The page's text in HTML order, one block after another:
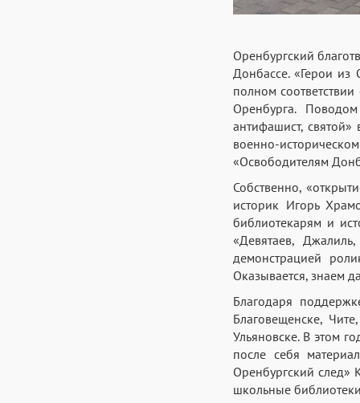
Оренбургский
Донбассе. «Герои
полном
Оренбурга.
антифашист,
военно-
«Освободителям
Собственно,
историк Игорь
библиотекарям и
«Девятаев,
демонстрацией
Оказывается, знаем
Благодаря
Благовещенске,
Ульяновске. В этом
после себя
Оренбургский след»
школьные